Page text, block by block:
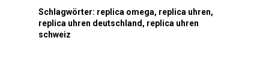
Schlagwörter: replica omega, replica uhren,
replica uhren deutschland , replica uhren
schweiz